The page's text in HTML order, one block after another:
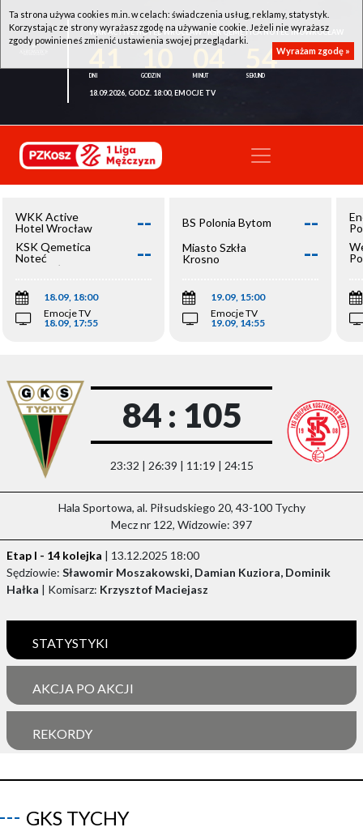
WKK ACTIVE HOTEL WROCŁAW - KSK QEMETICA NOTEĆ INOWROCŁAW
54
18.09.2026, GODZ. 18:00, EMOCJE TV
WKK Active
Hotel Wrocław
--
KSK Qemetica
Noteć
Inowrocław
--
18.09, 18:00
Emocje TV
18.09, 17:55
BS Polonia Bytom --
Miasto Szkła
Krosno
--
19.09, 15:00
Emocje TV
19.09, 14:55
84 : 105
23:32 | 26:39 | 11:19 | 24:15
Hala Sportowa, al. Piłsudskiego 20, 43-100 Tychy
Mecz nr 122, Widzowie: 397
Etap I - 14 kolejka | 13.12.2025 18:00
Sędziowie: Sławomir Moszakowski, Damian Kuziora, Dominik
Hałka | Komisarz: Krzysztof Maciejasz
STATYSTYKI
AKCJA PO AKCJI
REKORDY
GKS TYCHY
Ta strona używa cookies m.in. w celach: świadczenia usług, reklamy, statystyk.
Korzystając ze strony wyrażasz zgodę na używanie cookie. Jeżeli nie wyrażasz
zgody powinieneś zmienić ustawienia swojej przeglądarki.
Wyrażam zgodę »